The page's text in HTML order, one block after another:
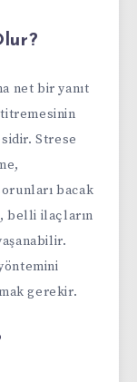
net bir yanıt
Strese
bacak
belli ilaçların
gerekir.